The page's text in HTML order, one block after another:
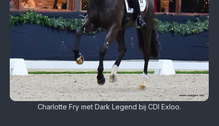
Charlotte Fry met Dark Legend bij CDI Exloo.